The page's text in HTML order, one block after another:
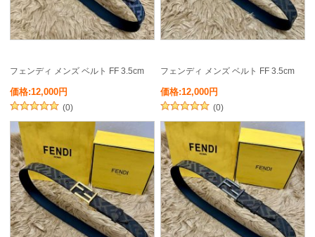
フェンディ メンズ ベルト FF 3.5cm
価格:12,000円
(0)
フェンディ メンズ ベルト FF 3.5cm
価格:12,000円
(0)